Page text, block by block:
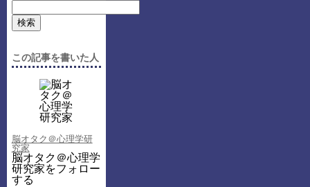
検索
この記事を書いた人
脳オタク＠心理学研
究家
脳オタク＠心理学
研究家をフォロー
する